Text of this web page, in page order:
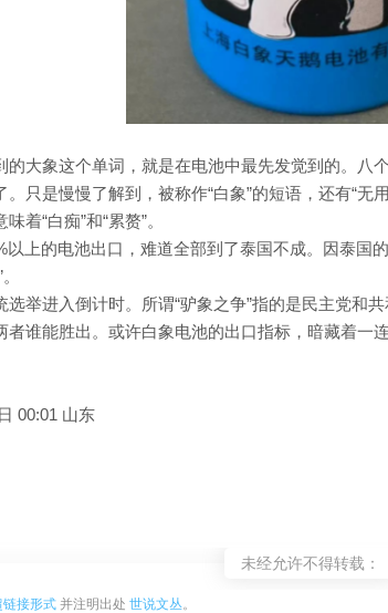
的大象这个单词，就是在电池中最先发觉到的。八
。只是慢慢了解到，被称作“白象”的短语，还有“无
着“白痴”和“累赘”。
以上的电池出口，难道全部到了泰国不成。因泰国
选举进入倒计时。所谓“驴象之争”指的是民主党和
者谁能胜出。或许白象电池的出口指标，暗藏着一
00:01 山东
未经允许不得转载：
链接形式 并注明出处 世说文丛。